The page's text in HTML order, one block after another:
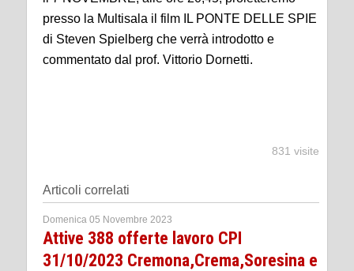
presso la Multisala il film IL PONTE DELLE SPIE
di Steven Spielberg che verrà introdotto e
commentato dal prof. Vittorio Dornetti.
831 visite
Articoli correlati
Domenica 05 Novembre 2023
Attive 388 offerte lavoro CPI
31/10/2023 Cremona,Crema,Soresina e